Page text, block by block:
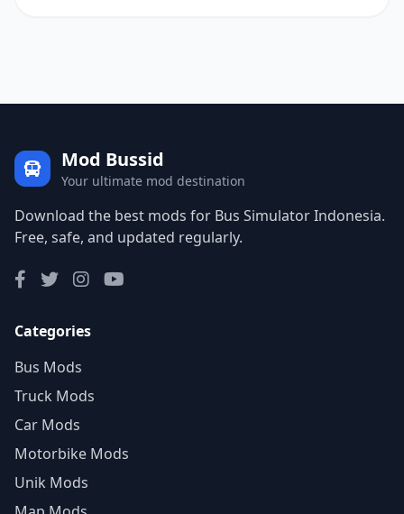
Mod Bussid
Your ultimate mod destination
Download the best mods for Bus Simulator Indonesia.
Free, safe, and updated regularly.
Categories
Bus Mods
Truck Mods
Car Mods
Motorbike Mods
Unik Mods